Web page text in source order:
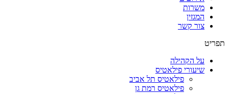
משרות
המגזין
צור קשר
תפריט
על הקהילה
שיעורי פילאטיס
פילאטיס תל אביב
פילאטיס רמת גן